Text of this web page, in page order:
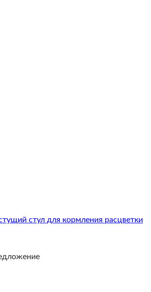
стул для кормления расцветки